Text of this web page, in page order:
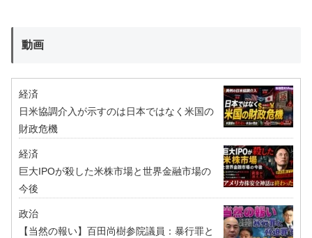
動画
経済
日米協調介入が示すのは日本ではなく米国の
財政危機
経済
巨大IPOが殺した米株市場と世界金融市場の
今後
政治
【当然の報い】百田尚樹参院議員：暴行罪と